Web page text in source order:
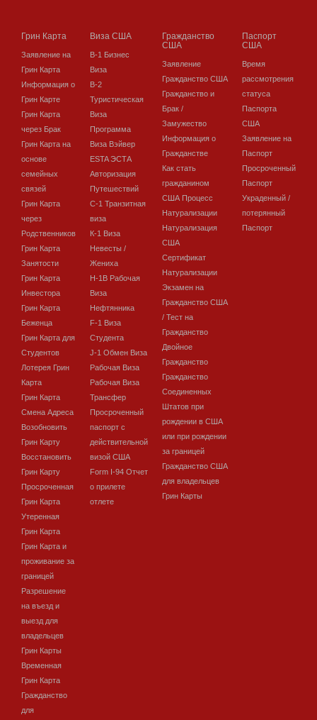
Грин Карта
Заявление на
Грин Карта
Информация о
Грин Карте
Грин Карта
через Брак
Грин Карта на
основе
семейных
связей
Грин Карта
через
Родственников
Грин Карта
Занятости
Грин Карта
Инвестора
Грин Карта
Беженца
Грин Карта для
Студентов
Лотерея Грин
Карта
Грин Карта
Смена Адреса
Возобновить
Грин Карту
Восстановить
Грин Карту
Просроченная
Грин Карта
Утеренная
Грин Карта
Грин Карта и
проживание за
границей
Разрешение
на въезд и
выезд для
владельцев
Грин Карты
Временная
Грин Карта
Гражданство
для
Виза США
В-1 Бизнес
Виза
В-2
Туристическая
Виза
Программа
Виза Вэйвер
ESTA ЭСТА
Авторизация
Путешествий
C-1 Транзитная
виза
К-1 Виза
Невесты /
Жениха
H-1B Рабочая
Виза
Нефтянника
F-1 Виза
Студента
J-1 Обмен Виза
Рабочая Виза
Рабочая Виза
Трансфер
Просроченный
паспорт с
действительной
визой США
Form I-94 Отчет
о прилете
отлете
Гражданство
США
Заявление
Гражданство США
Гражданство и
Брак /
Замужество
Информация о
Гражданстве
Как стать
гражданином
США Процесс
Натурализации
Натурализация
США
Сертификат
Натурализации
Экзамен на
Гражданство США
/ Тест на
Гражданство
Двойное
Гражданство
Гражданство
Соединенных
Штатов при
рождении в США
или при рождении
за границей
Гражданство США
для владельцев
Грин Карты
Паспорт
США
Время
рассмотрения
статуса
Паспорта
США
Заявление на
Паспорт
Просроченный
Паспорт
Украденный /
потерянный
Паспорт